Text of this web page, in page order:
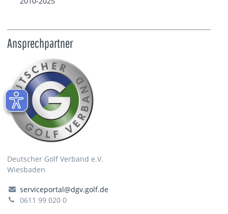
Ansprechpartner
Deutscher Golf Verband e.V.
Wiesbaden
serviceportal@dgv.golf.de
0611 99 020 0